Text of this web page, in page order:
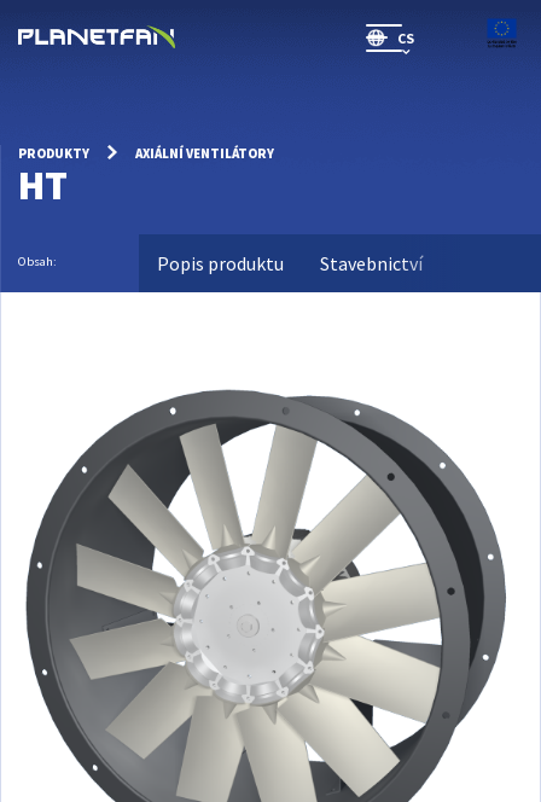
CS
PRODUKTY AXIÁLNÍ VENTILÁTORY
HT
Obsah: Popis produktu Stavebnictví